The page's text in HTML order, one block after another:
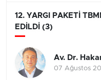
12. YARGI PAKETİ
EDİLDİ (3)
Av. Dr.
07 Ağustos